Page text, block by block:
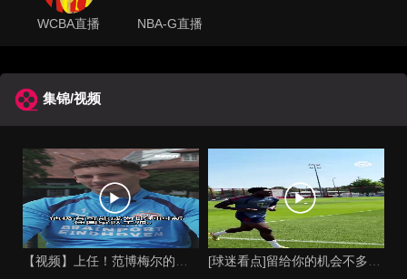
WCBA直播 NBA-G直播
集锦/视频